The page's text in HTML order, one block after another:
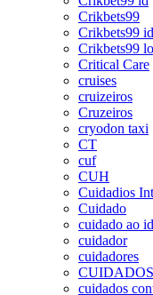
Crikbets99
Crikbets99 id
Crikbets99
Critical Care
cruises
cruizeiros
Cruzeiros
cryodon taxi
CT
cuf
CUH
Cuidadios
Cuidado
cuidado ao
cuidador
cuidadores
CUIDADOS
cuidados